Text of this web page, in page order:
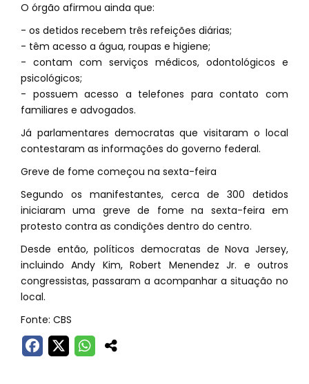
O órgão afirmou ainda que:
- os detidos recebem três refeições diárias;
- têm acesso a água, roupas e higiene;
- contam com serviços médicos, odontológicos e
psicológicos;
- possuem acesso a telefones para contato com
familiares e advogados.
Já parlamentares democratas que visitaram o local
contestaram as informações do governo federal.
Greve de fome começou na sexta-feira
Segundo os manifestantes, cerca de 300 detidos
iniciaram uma greve de fome na sexta-feira em
protesto contra as condições dentro do centro.
Desde então, políticos democratas de Nova Jersey,
incluindo Andy Kim, Robert Menendez Jr. e outros
congressistas, passaram a acompanhar a situação no
local.
Fonte: CBS